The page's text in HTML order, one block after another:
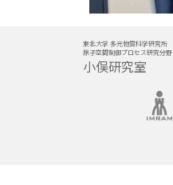
東北大学 多元物質科学研究所
原子空間制御プロセス研究分野
小俣研究室